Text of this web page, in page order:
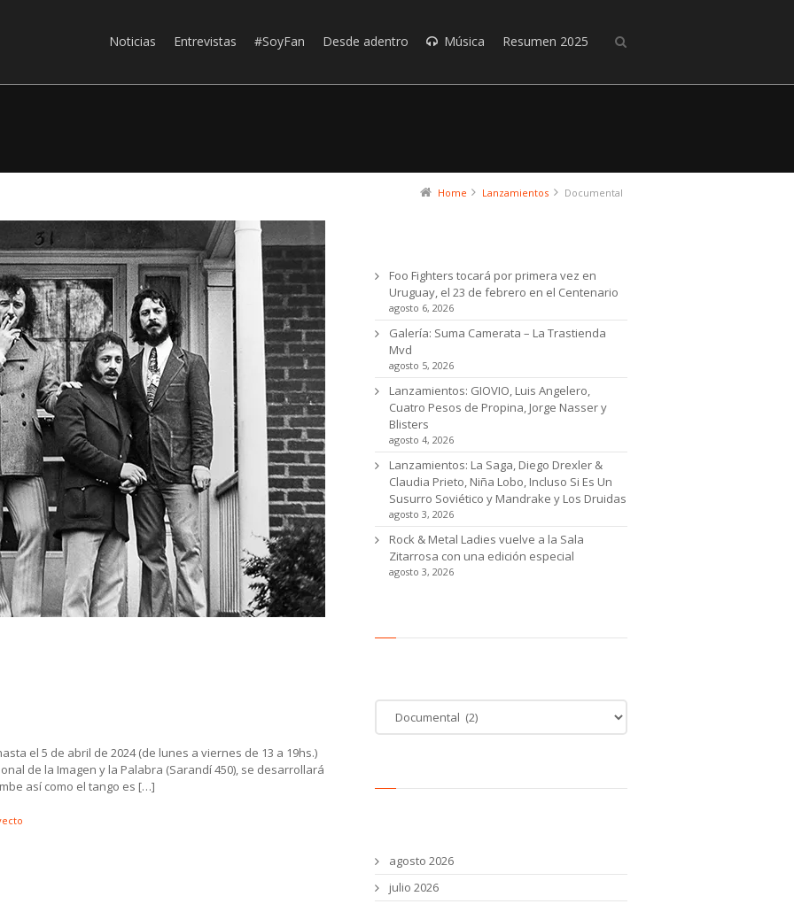
Noticias Entrevistas #SoyFan Desde adentro Música Resumen 2025
Home Lanzamientos Documental
el 5 de abril de 2024 (de lunes a viernes de 13 a 19hs.)
de la Imagen y la Palabra (Sarandí 450), se desarrollará
así como el tango es […]
Foo Fighters tocará por primera vez en
Uruguay, el 23 de febrero en el Centenario
agosto 6, 2026
Galería: Suma Camerata – La Trastienda
Mvd
agosto 5, 2026
Lanzamientos: GIOVIO, Luis Angelero,
Cuatro Pesos de Propina, Jorge Nasser y
Blisters
agosto 4, 2026
Lanzamientos: La Saga, Diego Drexler &
Claudia Prieto, Niña Lobo, Incluso Si Es Un
Susurro Soviético y Mandrake y Los Druidas
agosto 3, 2026
Rock & Metal Ladies vuelve a la Sala
Zitarrosa con una edición especial
agosto 3, 2026
Categoría
noticias
agosto 2026
julio 2026